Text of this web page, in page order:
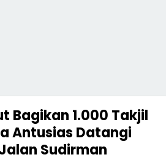
Bagikan 1.000 Takjil
Antusias Datangi
Sudirman